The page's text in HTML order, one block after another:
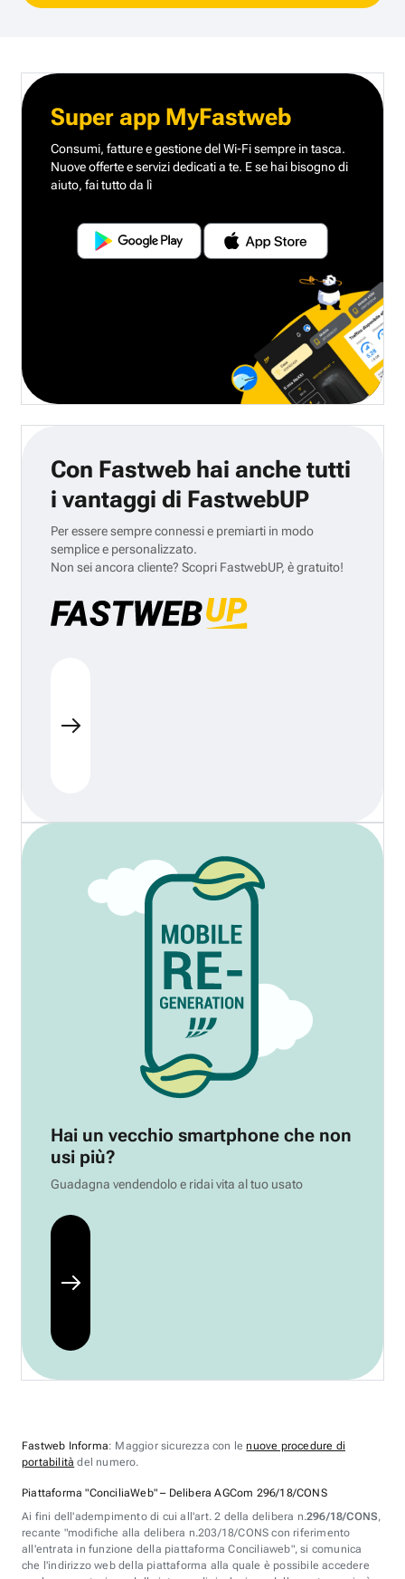
Super app MyFastweb
Consumi, fatture e gestione del Wi-Fi sempre in tasca.
Nuove offerte e servizi dedicati a te. E se hai bisogno di
aiuto, fai tutto da lì
Con Fastweb hai anche tutti
i vantaggi di FastwebUP
Per essere sempre connessi e premiarti in modo
semplice e personalizzato.
Non sei ancora cliente? Scopri FastwebUP, è gratuito!
Hai un vecchio smartphone che non
usi più?
Guadagna vendendolo e ridai vita al tuo usato
Fastweb Informa: Maggior sicurezza con lenuove procedure di
portabilità del numero.
Piattaforma "ConciliaWeb" – Delibera AGCom 296/18/CONS
Ai fini dell'adempimento di cui all'art. 2 della delibera n.296/18/CONS,
recante "modifiche alla delibera n.203/18/CONS con riferimento
all'entrata in funzione della piattaforma Conciliaweb", si comunica
che l'indirizzo web della piattaforma alla quale è possibile accedere